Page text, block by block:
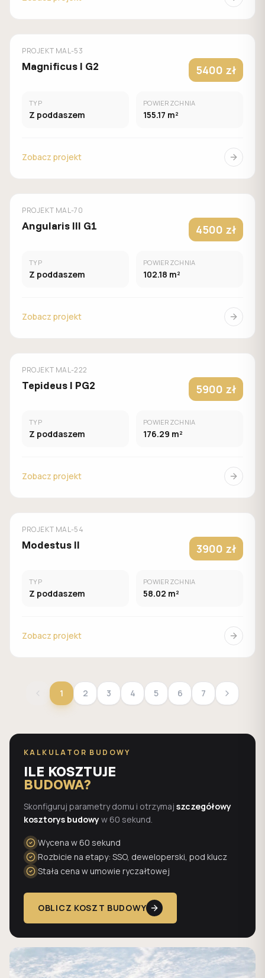
MALACHIT
PROJEKT MAL-53
Magnificus I G2 5400 zł
TYP
Z poddaszem
POWIERZCHNIA
155.17 m²
Zobacz projekt
MALACHIT
PROJEKT MAL-70
Angularis III G1 4500 zł
TYP
Z poddaszem
POWIERZCHNIA
102.18 m²
Zobacz projekt
MALACHIT
PROJEKT MAL-222
Tepideus I PG2 5900 zł
TYP
Z poddaszem
POWIERZCHNIA
176.29 m²
Zobacz projekt
MALACHIT
PROJEKT MAL-54
Modestus II 3900 zł
TYP
Z poddaszem
POWIERZCHNIA
58.02 m²
Zobacz projekt
1 2 3 4 5 6 7
KALKULATOR BUDOWY
ILE KOSZTUJE
BUDOWA?
Skonfiguruj parametry domu i otrzymaj szczegółowy
kosztorys budowyw 60 sekund.
Wycena w 60 sekund
Rozbicie na etapy: SSO, deweloperski, pod klucz
Stała cena w umowie ryczałtowej
OBLICZ KOSZT BUDOWY